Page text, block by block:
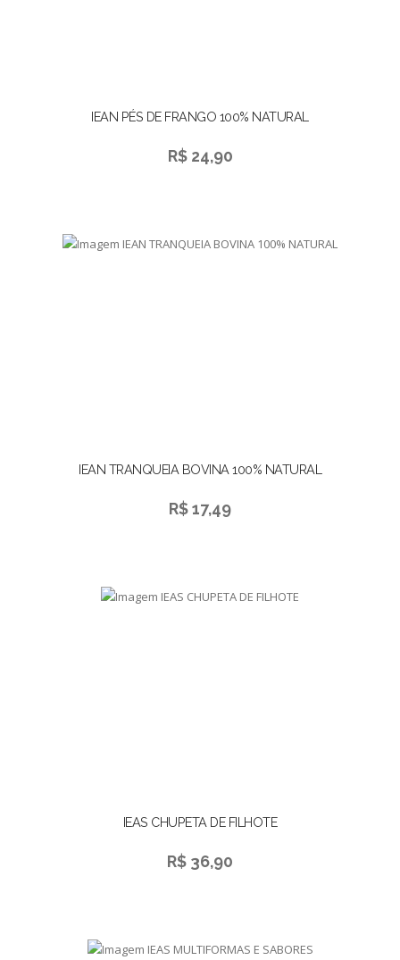
IEAN PÉS DE FRANGO 100% NATURAL
R$ 24,90
IEAN TRANQUEIA BOVINA 100% NATURAL
R$ 17,49
IEAS CHUPETA DE FILHOTE
R$ 36,90